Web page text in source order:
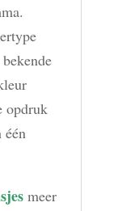
opdruk
één
meer